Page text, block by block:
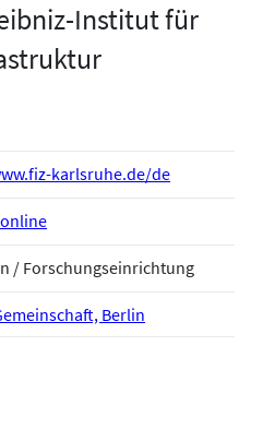
Institut für
karlsruhe.de/de
/ Forschungseinrichtung
Berlin